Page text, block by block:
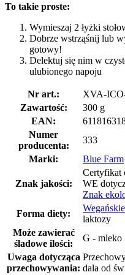
To takie proste:
Wymieszaj 2 łyżki
Dobrze wstrząśnij lub
gotowy!
Delektuj się nim w
ulubionego napoju
Nr art.:
XVA-
Zawartość:
300 g
EAN:
Numer
producenta:
333
Marki:
Blue Farm
Znak jakości:
Certyfikat
WE
Znak
Forma diety:
Wegańskie
laktozy
Może zawierać
śladowe ilości:
G - mleko
Uwaga dotycząca
przechowywania: dala od